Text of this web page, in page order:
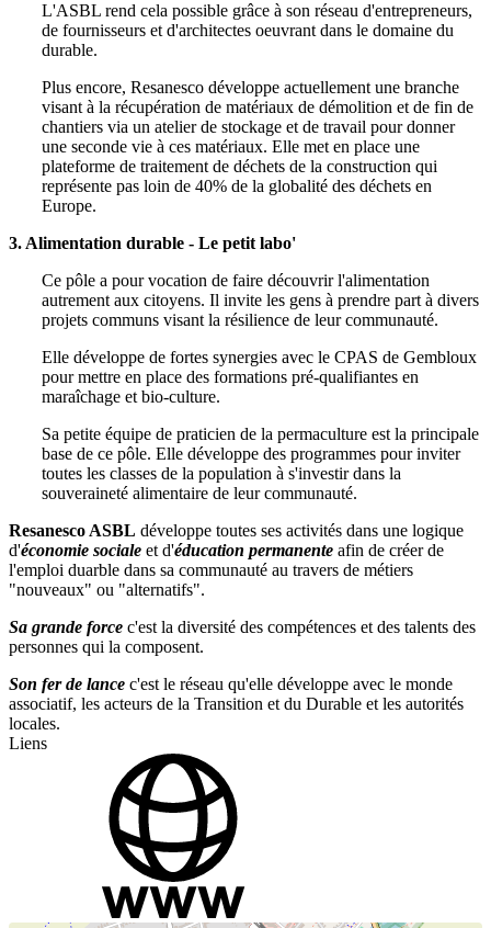
L'ASBL rend cela possible grâce à son réseau d'entrepreneurs,
de fournisseurs et d'architectes oeuvrant dans le domaine du
durable.
Plus encore, Resanesco développe actuellement une branche
visant à la récupération de matériaux de démolition et de fin de
chantiers via un atelier de stockage et de travail pour donner
une seconde vie à ces matériaux. Elle met en place une
plateforme de traitement de déchets de la construction qui
représente pas loin de 40% de la globalité des déchets en
Europe.
3. Alimentation durable - Le petit labo'
Ce pôle a pour vocation de faire découvrir l'alimentation
autrement aux citoyens. Il invite les gens à prendre part à divers
projets communs visant la résilience de leur communauté.
Elle développe de fortes synergies avec le CPAS de Gembloux
pour mettre en place des formations pré-qualifiantes en
maraîchage et bio-culture.
Sa petite équipe de praticien de la permaculture est la principale
base de ce pôle. Elle développe des programmes pour inviter
toutes les classes de la population à s'investir dans la
souveraineté alimentaire de leur communauté.
Resanesco ASBL développe toutes ses activités dans une logique
d'économie sociale et d'éducation permanente afin de créer de
l'emploi duarble dans sa communauté au travers de métiers
"nouveaux" ou "alternatifs".
Sa grande force c'est la diversité des compétences et des talents des
personnes qui la composent.
Son fer de lance c'est le réseau qu'elle développe avec le monde
associatif, les acteurs de la Transition et du Durable et les autorités
locales.
Liens